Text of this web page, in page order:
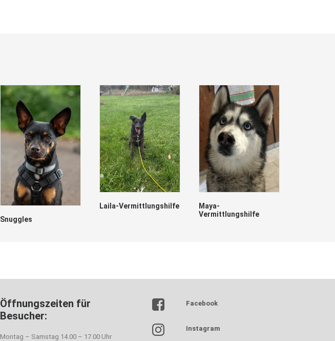
Snuggles
Laila-Vermittlungshilfe
Maya-
Vermittlungshilfe
Öffnungszeiten für
Besucher:
Montag – Samstag 14.00 – 17.00 Uhr
Facebook
Instagram